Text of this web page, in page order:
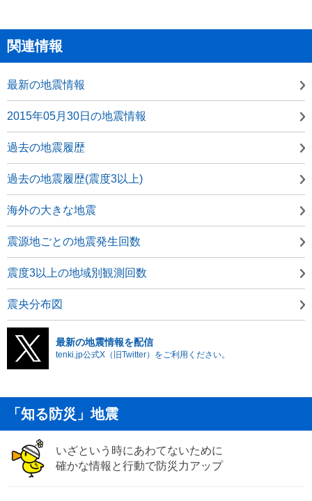
関連情報
最新の地震情報
2015年05月30日の地震情報
過去の地震履歴
過去の地震履歴(震度3以上)
海外の大きな地震
震源地ごとの地震発生回数
震度3以上の地域別観測回数
震央分布図
最新の地震情報を配信
tenki.jp公式X（旧Twitter）をご利用ください。
「知る防災」地震
いざという時にあわてないために
確かな情報と行動で防災力アップ